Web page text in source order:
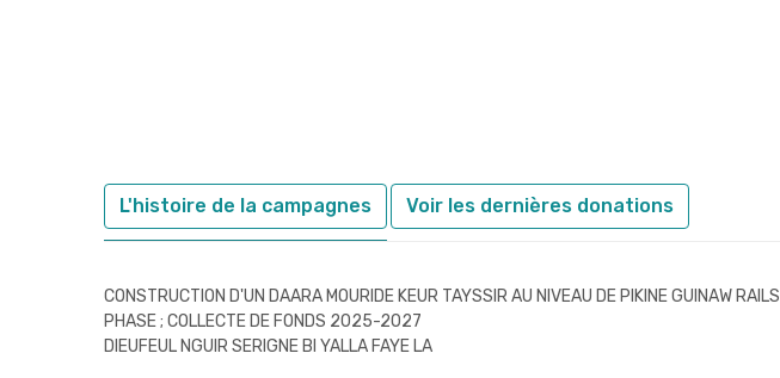
L'histoire de la campagnes Voir les dernières donations
CONSTRUCTION D'UN DAARA MOURIDE KEUR TAYSSIR AU NIVEAU DE PIKINE GUINAW RAILS
PHASE ; COLLECTE DE FONDS 2025-2027
DIEUFEUL NGUIR SERIGNE BI YALLA FAYE LA